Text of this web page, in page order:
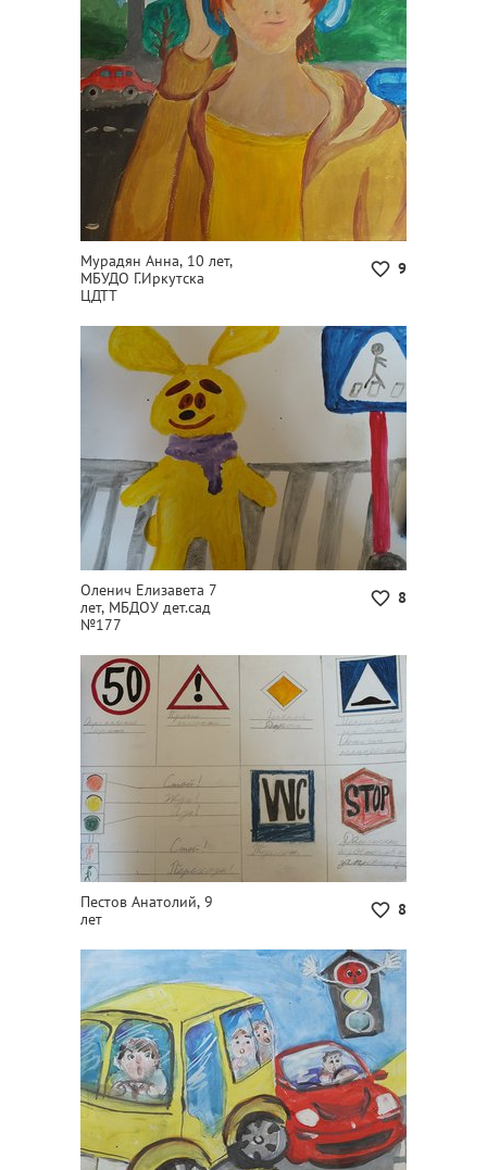
9
Мурадян Анна, 10 лет,
МБУДО Г.Иркутска
ЦДТТ
8
Оленич Елизавета 7
лет, МБДОУ дет.сад
№177
8
Пестов Анатолий, 9
лет